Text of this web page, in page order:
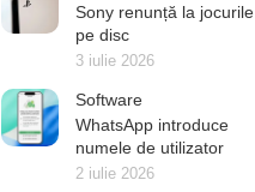
Sony renunță la jocurile
pe disc
3 iulie 2026
Software
WhatsApp introduce
numele de utilizator
2 iulie 2026